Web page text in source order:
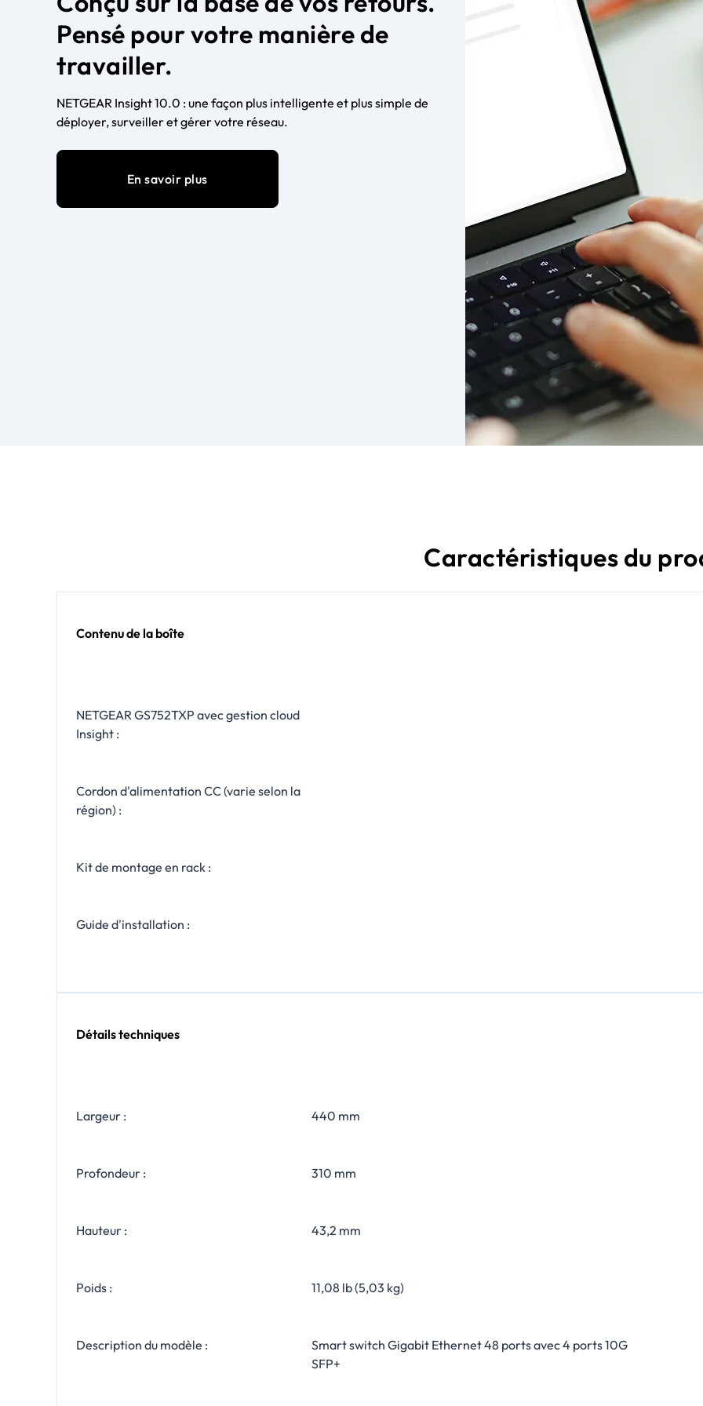
Pensé pour votre manière de
travailler.
NETGEAR Insight 10.0 : une façon plus intelligente et plus simple de
déployer, surveiller et gérer votre réseau.
En savoir plus
Caractéristiques du
Contenu de la boîte
NETGEAR GS752TXP avec gestion cloud
Insight :
Cordon d'alimentation CC (varie selon la
région) :
Kit de montage en rack :
Guide d'installation :
Détails techniques
Largeur : 440 mm
Profondeur : 310 mm
Hauteur : 43,2 mm
Poids : 11,08 lb (5,03 kg)
Description du modèle :
Smart switch Gigabit Ethernet 48 ports avec 4 ports 10G
SFP+